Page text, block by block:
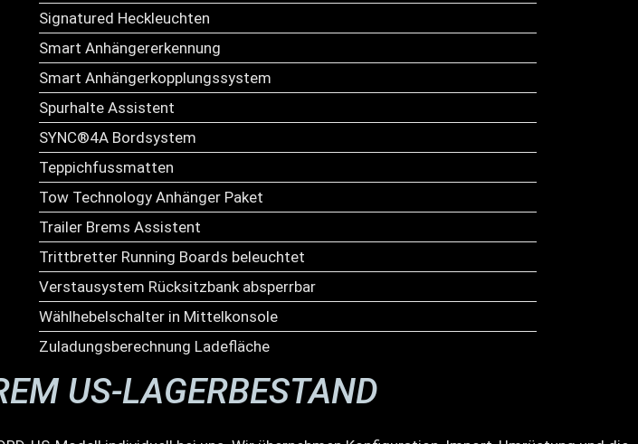
Signatured Heckleuchten
Smart Anhängererkennung
Smart Anhängerkopplungssystem
Spurhalte Assistent
SYNC®4A Bordsystem
Teppichfussmatten
Tow Technology Anhänger Paket
Trailer Brems Assistent
Trittbretter Running Boards beleuchtet
Verstausystem Rücksitzbank absperrbar
Wählhebelschalter in Mittelkonsole
Zuladungsberechnung Ladefläche
US-LAGERBESTAND